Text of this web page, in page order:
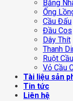
Băng
Ống
Cầu Đấu
Đầu Cos
Dây Thít
Thanh
Ruột
Vỏ Cầu
Tài liệu sản
Tin tức
Liên hệ